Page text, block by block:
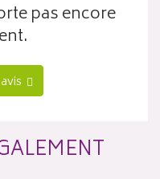
pas encore